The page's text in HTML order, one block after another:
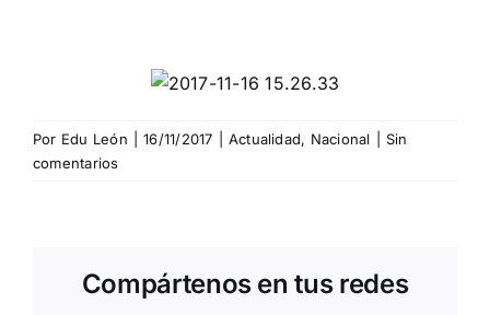
Por Edu León 16/11/2017 Actualidad, Nacional
Sin
comentarios
Compártenos en tus redes